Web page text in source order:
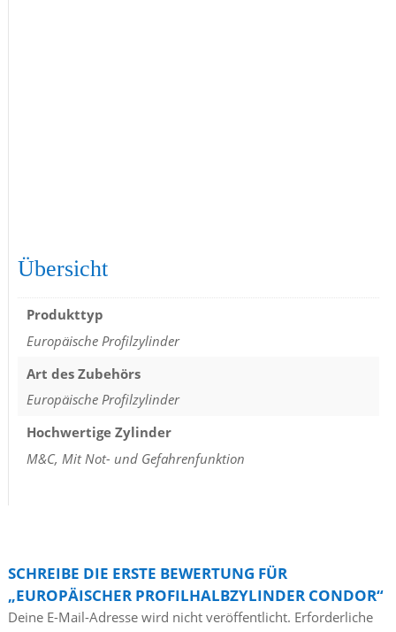
Übersicht
Produkttyp
Europäische Profilzylinder
Art des Zubehörs
Europäische Profilzylinder
Hochwertige Zylinder
M&C, Mit Not- und Gefahrenfunktion
SCHREIBE DIE ERSTE BEWERTUNG FÜR
„EUROPÄISCHER PROFILHALBZYLINDER CONDOR“
Deine E-Mail-Adresse wird nicht veröffentlicht. Erforderliche